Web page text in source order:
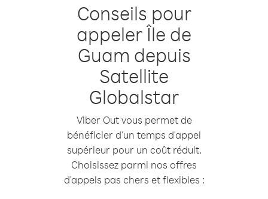
Conseils pour
appeler Île de
Guam depuis
Satellite
Globalstar
Viber Out vous permet de
bénéficier d'un temps d'appel
supérieur pour un coût réduit.
Choisissez parmi nos offres
d'appels pas chers et flexibles :